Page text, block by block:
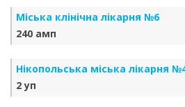
Міська клінічна лікарня №6
240 амп
Нікопольська міська лікарня
2 уп